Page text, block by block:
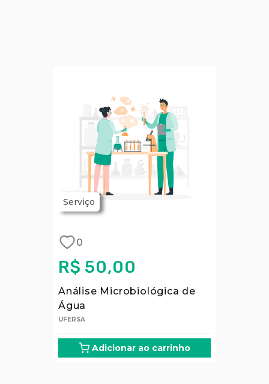
Serviço
0
R$ 50,00
Análise Microbiológica de
Água
UFERSA
Adicionar ao carrinho